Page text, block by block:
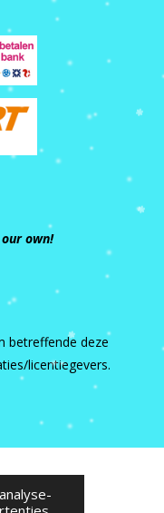
own!
betreffende deze
licentiegevers.